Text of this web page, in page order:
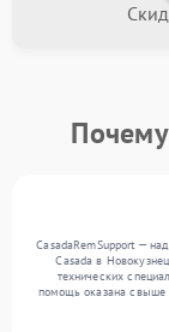
CasadaRemSupport —
Casada в
технических
помощь оказана свыше
Ежемесячно в
устраняем поломки